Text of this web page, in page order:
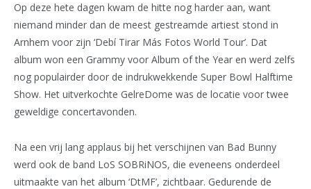
Op deze hete dagen kwam de hitte nog harder aan, want
niemand minder dan de meest gestreamde artiest stond in
Arnhem voor zijn ‘Debí Tirar Más Fotos World Tour’. Dat
album won een Grammy voor Album of the Year en werd zelfs
nog populairder door de indrukwekkende Super Bowl Halftime
Show. Het uitverkochte GelreDome was de locatie voor twee
geweldige concertavonden.
Na een vrij lang applaus bij het verschijnen van Bad Bunny
werd ook de band LoS SOBRiNOS, die eveneens onderdeel
uitmaakte van het album ‘DtMF’, zichtbaar. Gedurende de